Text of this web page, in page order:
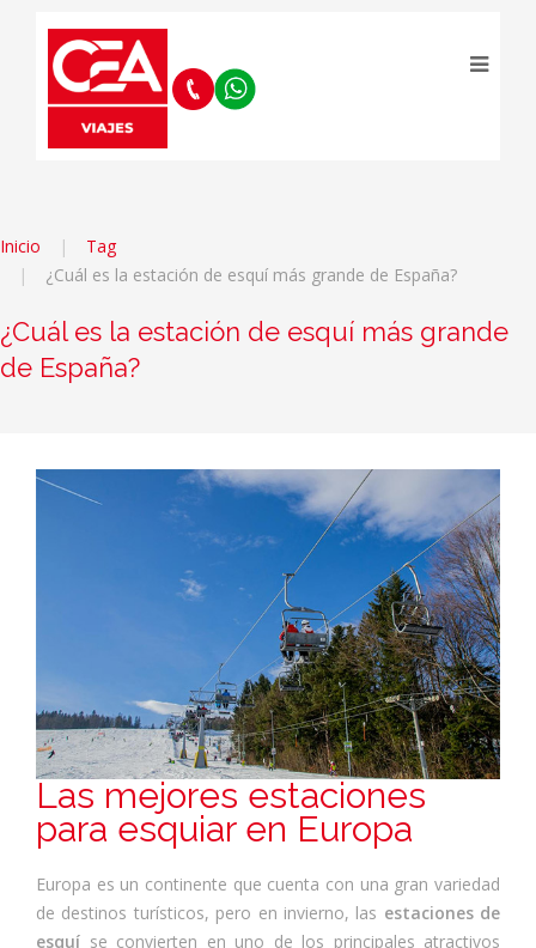
Inicio
Tag
¿Cuál es la estación de esquí más grande de España?
¿Cuál es la estación de esquí más grande
de España?
Las mejores estaciones
para esquiar en Europa
Europa es un continente que cuenta con una gran variedad
de destinos turísticos, pero en invierno, las estaciones de
esquí se convierten en uno de los principales atractivos